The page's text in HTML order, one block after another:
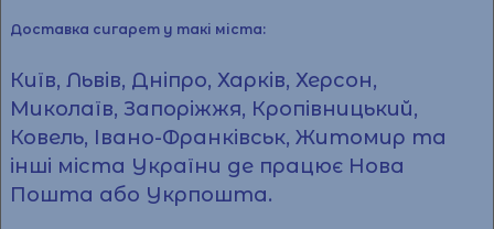
Доставка сигарет у такі міста:
Київ, Львів, Дніпро, Харків, Херсон,
Миколаїв, Запоріжжя, Кропівницький,
Ковель, Івано-Франківськ, Житомир та
інші міста України де працює Нова
Пошта або Укрпошта.